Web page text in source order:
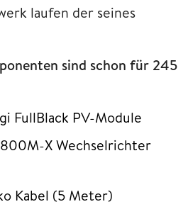
laufen der seines
sind schon für 245
FullBlack PV-Module
X Wechselrichter
Kabel (5 Meter)